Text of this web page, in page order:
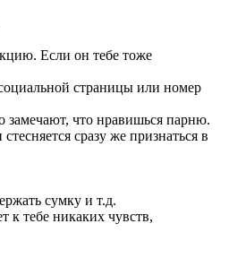
Если он тебе тоже
страницы или номер
замечают, что нравишься парню.
сразу же признаться в
сумку и т.д.
к тебе никаких чувств,